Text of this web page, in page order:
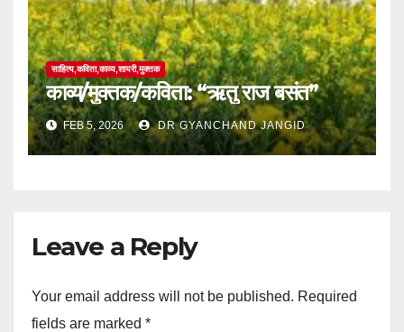
साहित्य,कविता,काव्य,शायरी,मुक्तक
काव्य/मुक्तक/कविता: “ऋतु राज बसंत”
FEB 5, 2026 DR GYANCHAND JANGID
Leave a Reply
Your email address will not be published. Required
fields are marked *